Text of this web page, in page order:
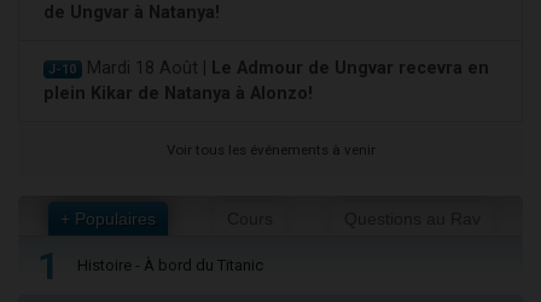
de Ungvar à Natanya!
J-10 Mardi 18 Août |
Le Admour de Ungvar recevra en
plein Kikar de Natanya à Alonzo!
Voir tous les événements à venir
+ Populaires
1 Histoire - À bord du Titanic